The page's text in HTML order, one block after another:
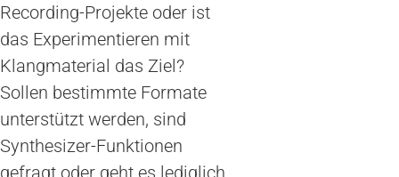
Recording-Projekte oder ist
das Experimentieren mit
Klangmaterial das Ziel?
Sollen bestimmte Formate
unterstützt werden, sind
Synthesizer-Funktionen
gefragt oder geht es lediglich